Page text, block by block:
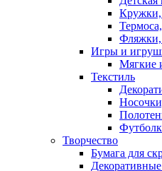
Фляжки,
Игры и
Мягкие
Текстиль
Творчество
Бумага для